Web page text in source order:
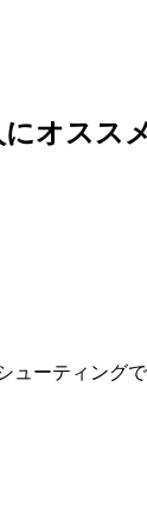
オスス
ューティングで